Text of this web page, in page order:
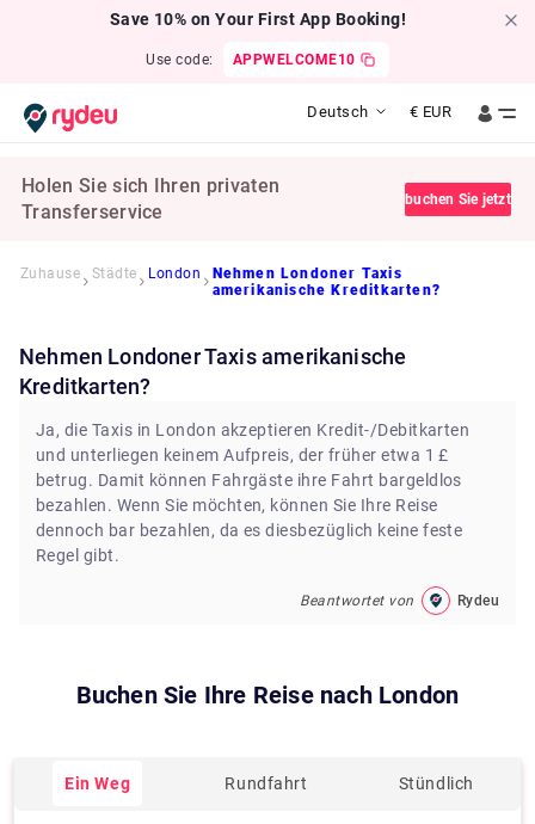
Save 10% on Your First App Booking!
Use code: APPWELCOME10
Deutsch € EUR
Holen Sie sich Ihren privaten
Transferservice
buchen Sie jetzt
Zuhause Städte London
Nehmen Londoner Taxis
amerikanische Kreditkarten?
Nehmen Londoner Taxis amerikanische
Kreditkarten?
Ja, die Taxis in London akzeptieren Kredit-/Debitkarten
und unterliegen keinem Aufpreis, der früher etwa 1 £
betrug. Damit können Fahrgäste ihre Fahrt bargeldlos
bezahlen. Wenn Sie möchten, können Sie Ihre Reise
dennoch bar bezahlen, da es diesbezüglich keine feste
Regel gibt.
Beantwortet von Rydeu
Buchen Sie Ihre Reise nach London
Ein Weg Rundfahrt Stündlich